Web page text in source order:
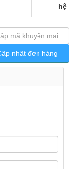
hệ